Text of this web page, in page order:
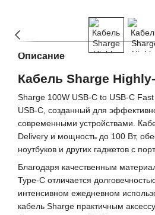
Описание
Кабель Sharge
Sharge 100W USB-C to USB-C
USB-C, созданный для
современными устройствами.
Delivery и мощность до 100 Вт,
ноутбуков и других гаджетов с
Благодаря качественным
Type-C отличается
интенсивном ежедневном
кабель Sharge практичным